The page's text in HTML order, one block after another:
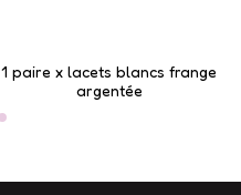
1 paire x lacets blancs frange
argentée